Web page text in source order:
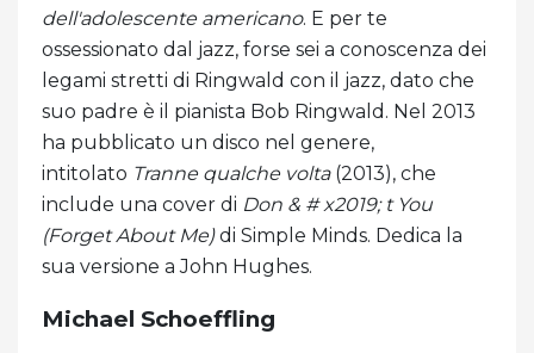
dell'adolescente americano. E per te
ossessionato dal jazz, forse sei a conoscenza dei
legami stretti di Ringwald con il jazz, dato che
suo padre è il pianista Bob Ringwald. Nel 2013
ha pubblicato un disco nel genere,
intitolato Tranne qualche volta (2013), che
include una cover di Don & # x2019; t You
(Forget About Me)di Simple Minds. Dedica la
sua versione a John Hughes.
Michael Schoeffling